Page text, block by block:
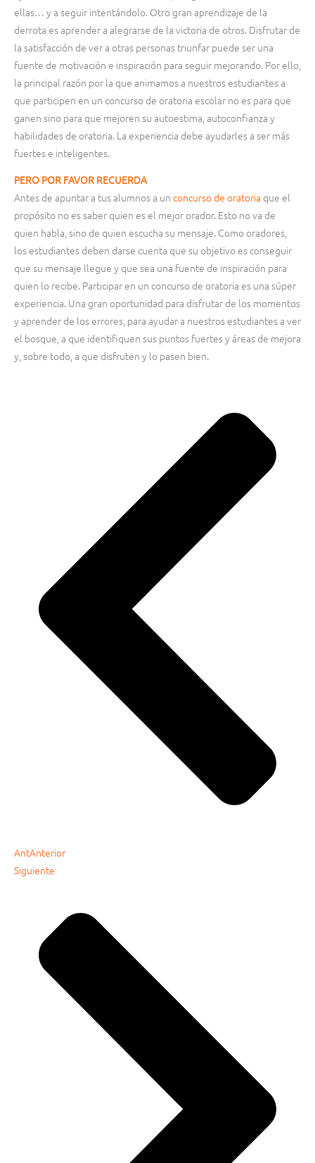
ellas… y a seguir intentándolo. Otro gran aprendizaje de la
derrota es aprender a alegrarse de la victoria de otros. Disfrutar de
la satisfacción de ver a otras personas triunfar puede ser una
fuente de motivación e inspiración para seguir mejorando. Por ello,
la principal razón por la que animamos a nuestros estudiantes a
que participen en un concurso de oratoria escolar no es para que
ganen sino para que mejoren su autoestima, autoconfianza y
habilidades de oratoria. La experiencia debe ayudarles a ser más
fuertes e inteligentes.
PERO POR FAVOR RECUERDA
Antes de apuntar a tus alumnos a un concurso de oratoria que el
propósito no es saber quien es el mejor orador. Esto no va de
quien habla, sino de quien escucha su mensaje. Como oradores,
los estudiantes deben darse cuenta que su objetivo es conseguir
que su mensaje llegue y que sea una fuente de inspiración para
quien lo recibe. Participar en un concurso de oratoria es una súper
experiencia. Una gran oportunidad para disfrutar de los momentos
y aprender de los errores, para ayudar a nuestros estudiantes a ver
el bosque, a que identifiquen sus puntos fuertes y áreas de mejora
y, sobre todo, a que disfruten y lo pasen bien.
AntAnterior
Siguiente